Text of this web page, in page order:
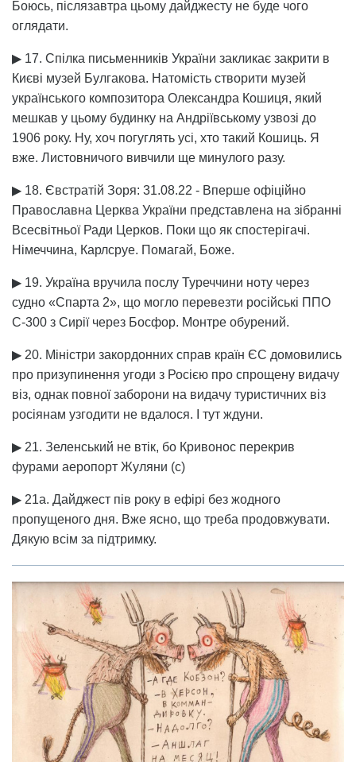
Боюсь, післязавтра цьому дайджесту не буде чого
оглядати.
▶ 17. Спілка письменників України закликає закрити в
Києві музей Булгакова. Натомість створити музей
українського композитора Олександра Кошиця, який
мешкав у цьому будинку на Андріївському узвозі до
1906 року. Ну, хоч погуглять усі, хто такий Кошиць. Я
вже. Листовничого вивчили ще минулого разу.
▶ 18. Євстратій Зоря: 31.08.22 - Вперше офіційно
Православна Церква України представлена на зібранні
Всесвітньої Ради Церков. Поки що як спостерігачі.
Німеччина, Карлсруе. Помагай, Боже.
▶ 19. Україна вручила послу Туреччини ноту через
судно «Спарта 2», що могло перевезти російські ППО
С-300 з Сирії через Босфор. Монтре обурений.
▶ 20. Міністри закордонних справ країн ЄС домовились
про призупинення угоди з Росією про спрощену видачу
віз, однак повної заборони на видачу туристичних віз
росіянам узгодити не вдалося. І тут ждуни.
▶ 21. Зеленський не втік, бо Кривонос перекрив
фурами аеропорт Жуляни (с)
▶ 21а. Дайджест пів року в ефірі без жодного
пропущеного дня. Вже ясно, що треба продовжувати.
Дякую всім за підтримку.